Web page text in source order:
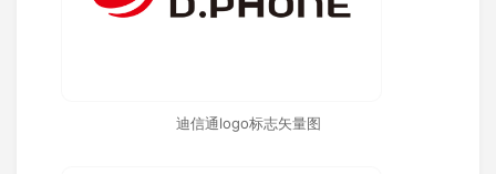
迪信通logo标志矢量图